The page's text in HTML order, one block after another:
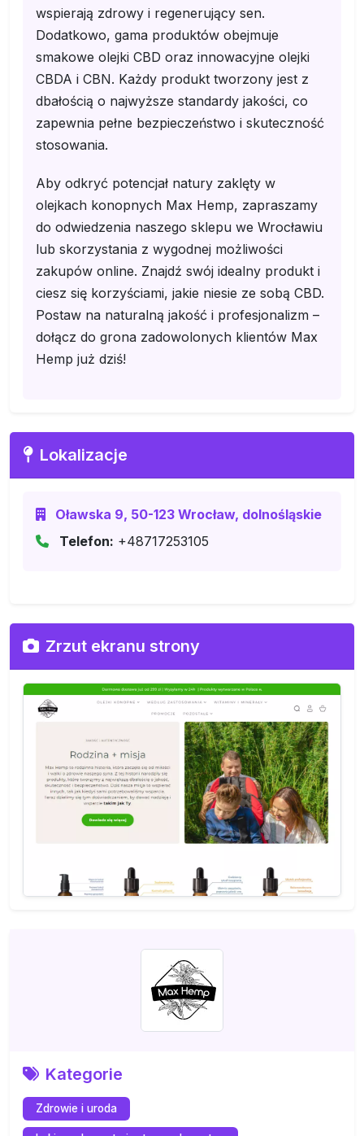
wspierają zdrowy i regenerujący sen.
Dodatkowo, gama produktów obejmuje
smakowe olejki CBD oraz innowacyjne olejki
CBDA i CBN. Każdy produkt tworzony jest z
dbałością o najwyższe standardy jakości, co
zapewnia pełne bezpieczeństwo i skuteczność
stosowania.
Aby odkryć potencjał natury zaklęty w
olejkach konopnych Max Hemp, zapraszamy
do odwiedzenia naszego sklepu we Wrocławiu
lub skorzystania z wygodnej możliwości
zakupów online. Znajdź swój idealny produkt i
ciesz się korzyściami, jakie niesie ze sobą CBD.
Postaw na naturalną jakość i profesjonalizm –
dołącz do grona zadowolonych klientów Max
Hemp już dziś!
Lokalizacje
Oławska 9, 50-123 Wrocław, dolnośląskie
Telefon: +48717253105
Zrzut ekranu strony
Kategorie
Zdrowie i uroda